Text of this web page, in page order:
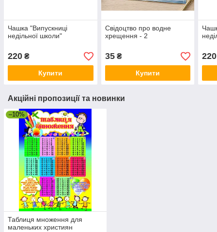
Чашка "Випускниці
недільної школи"
220 ₴
Купити
Свідоцтво про водне
хрещення - 2
35₴
Купити
220
Акційні пропозиції та новинки
–10%
Таблиця множення для
маленьких християн